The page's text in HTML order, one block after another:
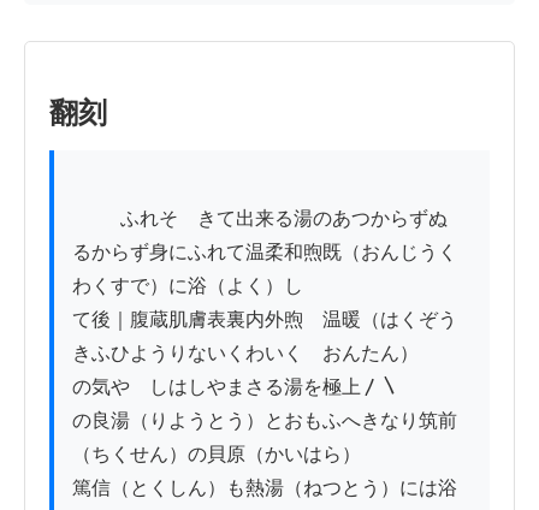
翻刻
るからず身にふれて温柔和煦既（おんじうく
わくすで）に浴（よく）し
て後｜腹蔵肌膚表裏内外煦ゝ温暖（はくぞう
きふひようりないくわいくゝおんたん）
の気やゝしはしやまさる湯を極上〳〵
の良湯（りようとう）とおもふへきなり筑前
（ちくせん）の貝原（かいはら）
篤信（とくしん）も熱湯（ねつとう）には浴